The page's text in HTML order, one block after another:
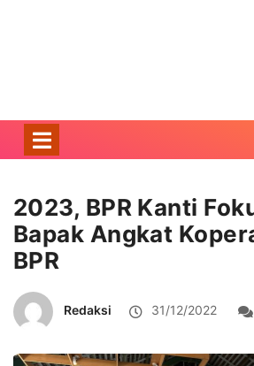
2023, BPR Kanti
Bapak Angkat
BPR
Redaksi 31/12/2022